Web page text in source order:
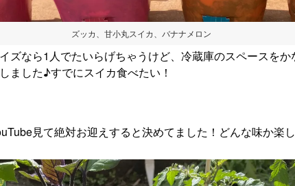
ズッカ、甘小丸スイカ、バナナメロン
ズなら1人でたいらげちゃうけど、冷蔵庫のスペースを
ました♪すでにスイカ食べたい！
見て絶対お迎えすると決めてました！どんな味か楽